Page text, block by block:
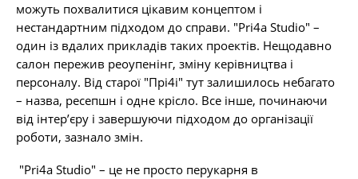
можуть похвалитися цікавим концептом і
нестандартним підходом до справи. "Pri4a Studio" –
один із вдалих прикладів таких проектів. Нещодавно
салон пережив реоупенінг, зміну керівництва і
персоналу. Від старої "Прі4і" тут залишилось небагато
– назва, ресепшн і одне крісло. Все інше, починаючи
від інтер’єру і завершуючи підходом до організації
роботи, зазнало змін.
"Pri4a Studio" – це не просто перукарня в